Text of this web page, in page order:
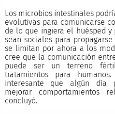
Los microbios intestinales
evolutivas para comunicarse
de lo que ingiera el huésped y
sean sociales para
se limitan por ahora a los
cree que la comunicación
puede ser un terreno
tratamientos para
interesante que algún día
mejorar comportamientos
concluyó.